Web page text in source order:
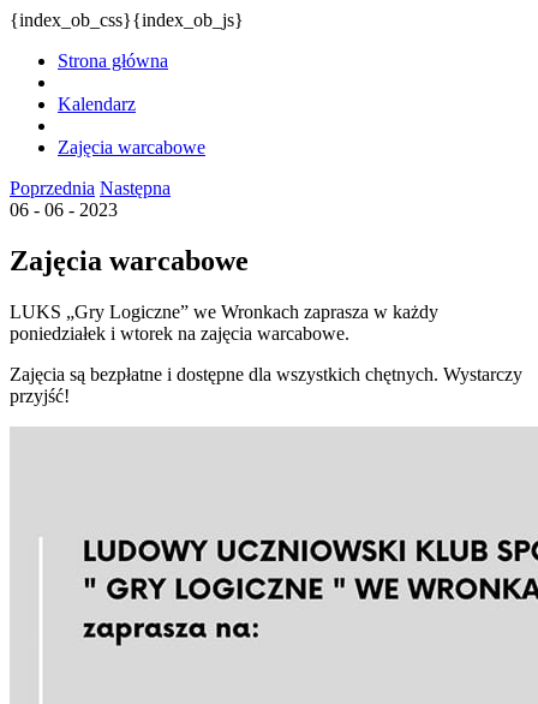
{index_ob_css}{index_ob_js}
Strona główna
Kalendarz
Zajęcia warcabowe
Poprzednia Następna
06 - 06 - 2023
Zajęcia warcabowe
LUKS „Gry Logiczne” we Wronkach zaprasza w każdy
poniedziałek i wtorek na zajęcia warcabowe.
Zajęcia są bezpłatne i dostępne dla wszystkich chętnych. Wystarczy
przyjść!